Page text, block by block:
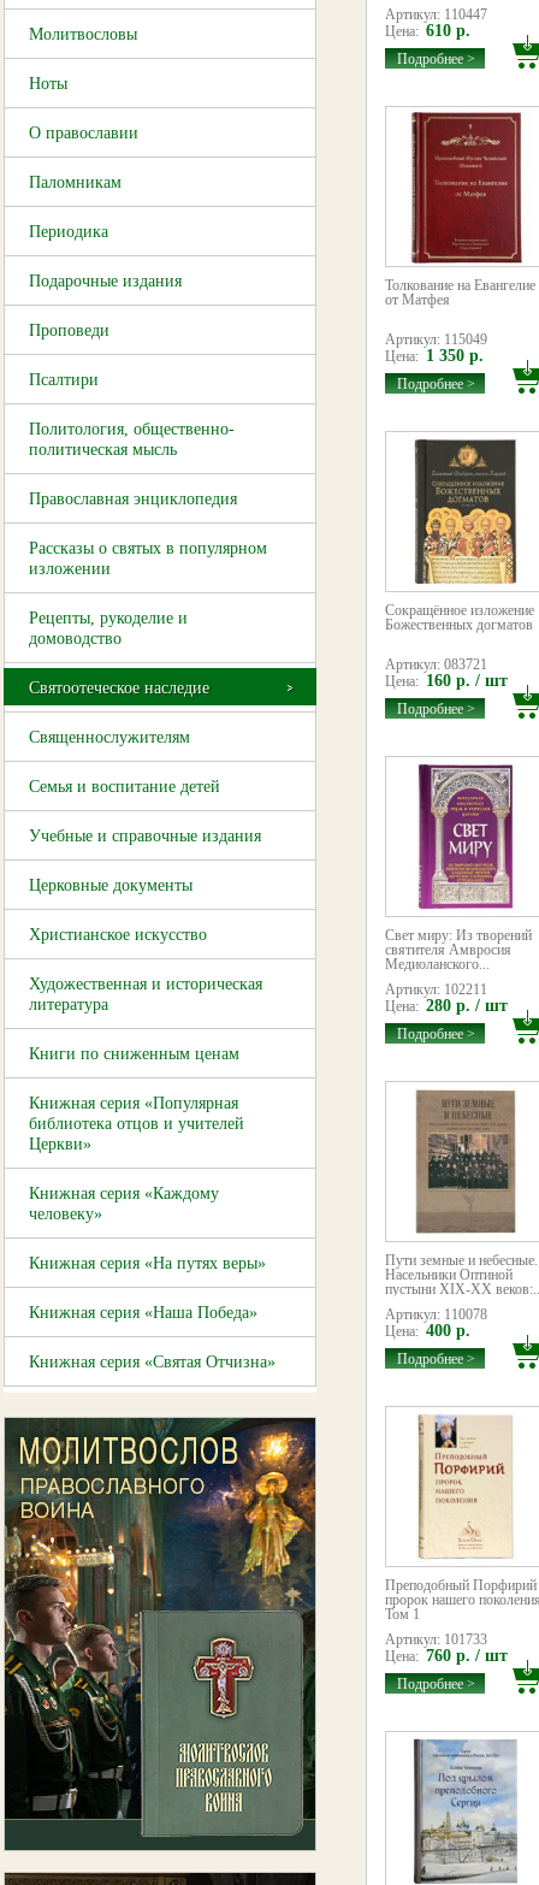
Молитвословы
Ноты
О православии
Паломникам
Периодика
Подарочные издания
Проповеди
Псалтири
Политология, общественно-
политическая мысль
Православная энциклопедия
Рассказы о святых в популярном
изложении
Рецепты, рукоделие и
домоводство
Святоотеческое наследие
Священнослужителям
Семья и воспитание детей
Учебные и справочные издания
Церковные документы
Христианское искусство
Художественная и историческая
литература
Книги по сниженным ценам
Книжная серия «Популярная
библиотека отцов и учителей
Церкви»
Книжная серия «Каждому
человеку»
Книжная серия «На путях веры»
Книжная серия «Наша Победа»
Книжная серия «Святая Отчизна»
Артикул: 110447
Цена: 610 р.
Подробнее >
Толкование на Евангелие
от Матфея
Артикул: 115049
Цена: 1 350 р.
Подробнее >
Сокращённое изложение
Божественных догматов
Артикул: 083721
Цена: 160 р. / шт
Подробнее >
Свет миру: Из творений
святителя Амвросия
Медиоланского...
Артикул: 102211
Цена: 280 р. / шт
Подробнее >
Пути земные и небесные.
Насельники Оптиной
пустыни XIX-XX
Артикул: 110078
Цена: 400 р.
Подробнее >
Преподобный Порфирий
пророк нашего
Том 1
Артикул: 101733
Цена: 760 р. / шт
Подробнее >